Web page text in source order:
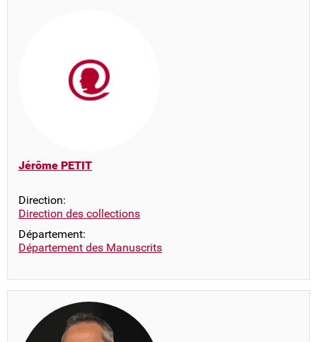
Jérôme PETIT
Direction:
Direction des collections
Département:
Département des Manuscrits